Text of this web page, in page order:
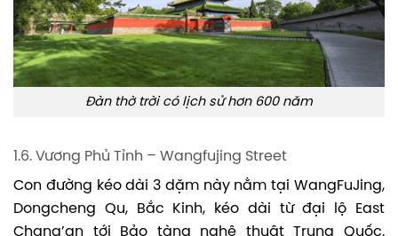
Đàn thờ trời có lịch sử hơn 600 năm
1.6. Vương Phủ Tỉnh – Wangfujing Street
Con đường kéo dài 3 dặm này nằm tại WangFuJing,
Dongcheng Qu, Bắc Kinh, kéo dài từ đại lộ East
Chang’an tới Bảo tàng nghệ thuật Trung Quốc.